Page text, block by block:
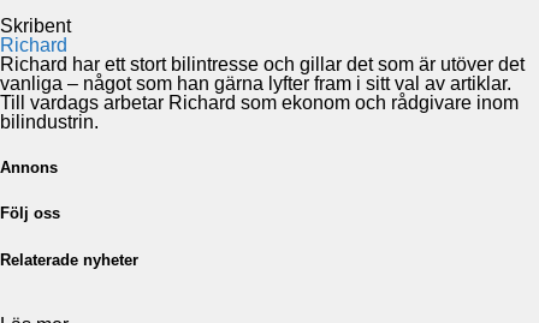
Skribent
Richard
Richard har ett stort bilintresse och gillar det som är utöver det
vanliga – något som han gärna lyfter fram i sitt val av artiklar.
Till vardags arbetar Richard som ekonom och rådgivare inom
bilindustrin.
Annons
Följ oss
Relaterade nyheter